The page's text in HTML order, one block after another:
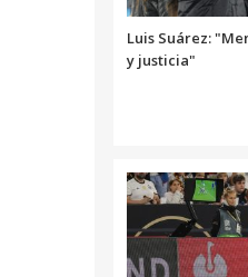
Luis Suárez:
y justicia"